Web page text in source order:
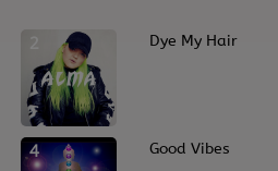
2 Dye My Hair
4 Good Vibes